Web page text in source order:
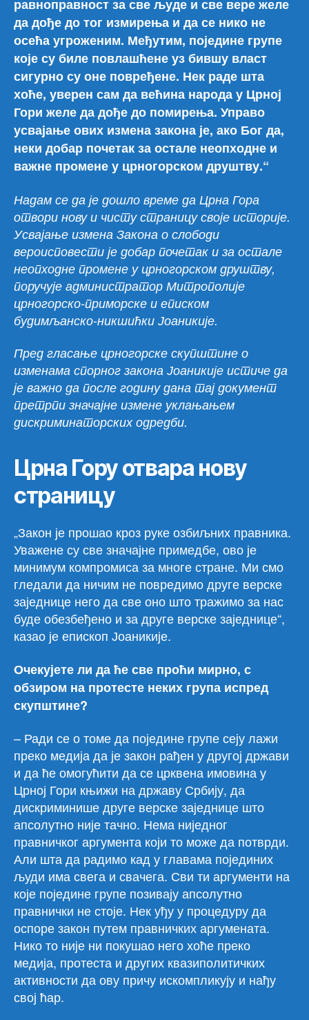
равноправност за све људе и све вере желе
да дође до тог измирења и да се нико не
осећа угроженим. Међутим, поједине групе
које су биле повлашћене уз бившу власт
сигурно су оне повређене. Нек раде шта
хоће, уверен сам да већина народа у Црној
Гори желе да дође до помирења. Управо
усвајање ових измена закона је, ако Бог да,
неки добар почетак за остале неопходне и
важне промене у црногорском друштву.“
Надам се да је дошло време да Црна Гора
отвори нову и чисту страницу своје историје.
Усвајање измена Закона о слободи
вероисповести је добар почетак и за остале
неопходне промене у црногорском друштву,
поручује администратор Митрополије
црногорско-приморске и еписком
будимљанско-никшићки Јоаникије.
Пред гласање црногорске скупштине о
изменама спорног закона Јоаникије истиче да
је важно да после годину дана тај документ
претрпи значајне измене уклањањем
дискриминаторских одредби.
Црна Гору отвара нову
страницу
„Закон је прошао кроз руке озбиљних правника.
Уважене су све значајне примедбе, ово је
минимум компромиса за многе стране. Ми смо
гледали да ничим не повредимо друге верске
заједнице него да све оно што тражимо за нас
буде обезбеђено и за друге верске заједнице“,
казао је епископ Јоаникије.
Очекујете ли да ће све проћи мирно, с
обзиром на протесте неких група испред
скупштине?
– Ради се о томе да поједине групе сеју лажи
преко медија да је закон рађен у другој држави
и да ће омогућити да се црквена имовина у
Црној Гори књижи на државу Србију, да
дискриминише друге верске заједнице што
апсолутно није тачно. Нема ниједног
правничког аргумента који то може да потврди.
Али шта да радимо кад у главама појединих
људи има свега и свачега. Сви ти аргументи на
које поједине групе позивају апсолутно
правнички не стоје. Нек уђу у процедуру да
оспоре закон путем правничких аргумената.
Нико то није ни покушао него хоће преко
медија, протеста и других квазиполитичких
активности да ову причу искомпликују и нађу
свој ћар.